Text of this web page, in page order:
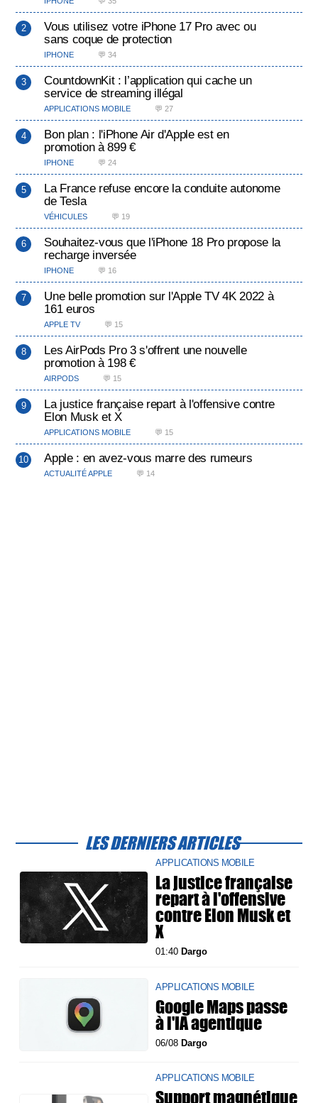
Vous utilisez votre iPhone 17 Pro avec ou
sans coque de protection
IPHONE 💬 34
CountdownKit : l’application qui cache un
service de streaming illégal
APPLICATIONS MOBILE 💬 27
Bon plan : l'iPhone Air d'Apple est en
promotion à 899 €
IPHONE 💬 24
La France refuse encore la conduite autonome
de Tesla
VÉHICULES 💬 19
Souhaitez-vous que l'iPhone 18 Pro propose la
recharge inversée
IPHONE 💬 16
Une belle promotion sur l'Apple TV 4K 2022 à
161 euros
APPLE TV 💬 15
Les AirPods Pro 3 s'offrent une nouvelle
promotion à 198 €
AIRPODS 💬 15
La justice française repart à l'offensive contre
Elon Musk et X
APPLICATIONS MOBILE 💬 15
Apple : en avez-vous marre des rumeurs
ACTUALITÉ APPLE 💬 14
LES DERNIERS ARTICLES
APPLICATIONS MOBILE
La justice française
repart à l'offensive
contre Elon Musk et
X
01:40 Dargo
APPLICATIONS MOBILE
Google Maps passe
à l'IA agentique
06/08 Dargo
APPLICATIONS MOBILE
Support magnétique